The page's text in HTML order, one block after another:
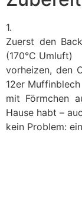
1.
Zuerst den
(170°C Umluft)
vorheizen, den
12er Muffinblech
mit Förmchen
Hause habt –
kein Problem: